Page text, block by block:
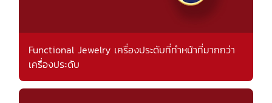
Functional Jewelry เครื่องประดับที่ทำหน้าที่มากกว่า
เครื่องประดับ